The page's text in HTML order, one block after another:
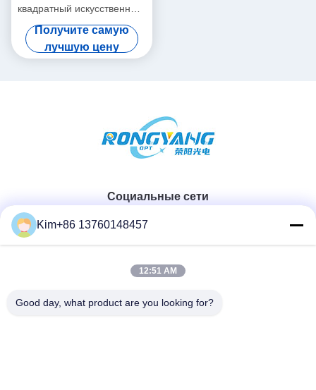
квадратный искусственный,
СИД потолка имитирует
солнечный свет
Получите самую
лучшую цену
Социальные сети
86-184-7542-7886
Kim+86 13760148457
12:51 AM
Good day, what product are you looking for?